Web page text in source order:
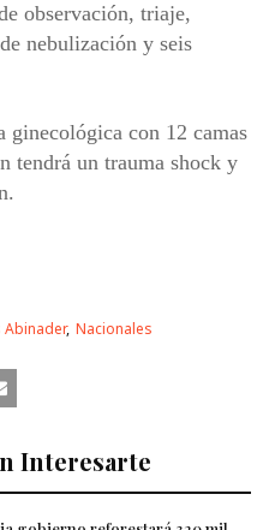
observación, triaje,
nebulización y seis
ginecológica con 12 camas
tendrá un trauma shock y
Abinader Nacionales
Interesarte